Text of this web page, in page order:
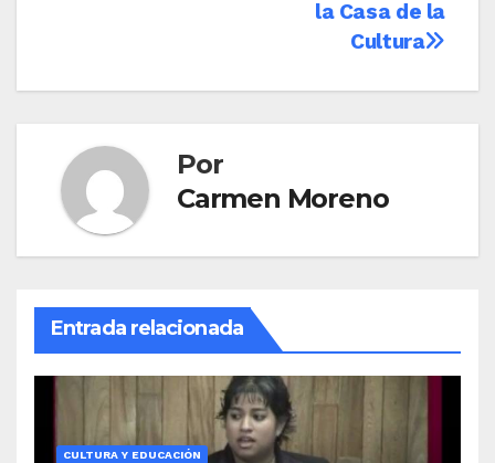
la Casa de la
Cultura
Por
Carmen Moreno
Entrada relacionada
CULTURA Y EDUCACIÓN